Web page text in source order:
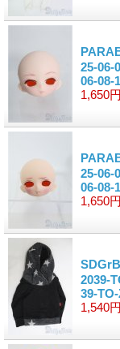
25-06-
06-08-
1,650円
25-06-
06-08-
1,650円
2039-
39-
1,540円